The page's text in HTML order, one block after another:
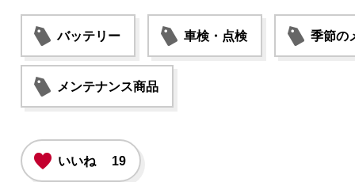
バッテリー 車検・点検 季節の
メンテナンス商品
いいね 19